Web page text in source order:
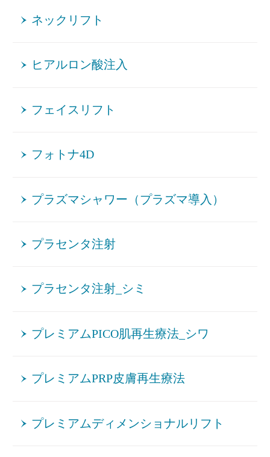
ネックリフト
ヒアルロン酸注入
フェイスリフト
フォトナ4D
プラズマシャワー（プラズマ導入）
プラセンタ注射
プラセンタ注射_シミ
プレミアムPICO肌再生療法_シワ
プレミアムPRP皮膚再生療法
プレミアムディメンショナルリフト